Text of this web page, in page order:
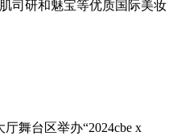
司研和魅宝等优质国际美妆
舞台区举办“2024cbe x